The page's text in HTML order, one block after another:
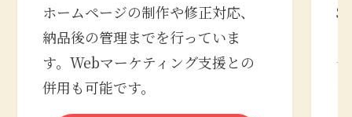
ホームページの制作や修正対応、
納品後の管理までを行っていま
す。Webマーケティング支援との
併用も可能です。